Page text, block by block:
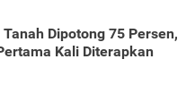
Dipotong 75 Persen,
Kali Diterapkan